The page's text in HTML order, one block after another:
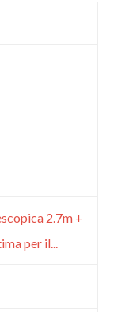
2.7m +
per il...